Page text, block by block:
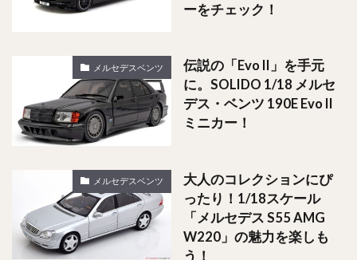
ーをチェック！
メルセデスベンツ
伝説の「Evo II」を手元
に。SOLIDO 1/18 メルセ
デス・ベンツ 190E Evo II
ミニカー！
メルセデスベンツ
大人のコレクションにぴ
ったり！1/18スケール
「メルセデス S55 AMG
W220」の魅力を楽しも
う！